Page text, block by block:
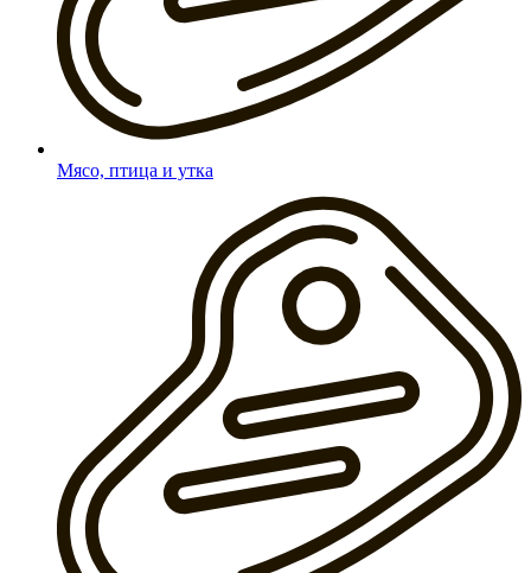
Мясо, птица и утка